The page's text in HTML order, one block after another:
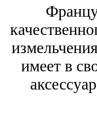
имеет в